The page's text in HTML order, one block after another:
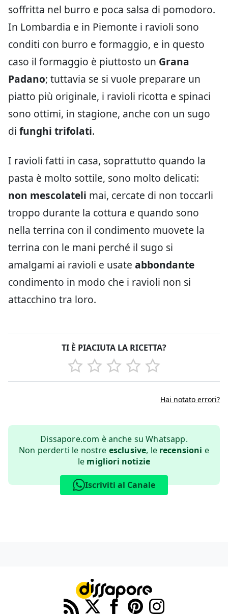
soffritta nel burro e poca salsa di pomodoro.
In Lombardia e in Piemonte i ravioli sono
conditi con burro e formaggio, e in questo
caso il formaggio è piuttosto un Grana
Padano; tuttavia se si vuole preparare un
piatto più originale, i ravioli ricotta e spinaci
sono ottimi, in stagione, anche con un sugo
di funghi trifolati.
I ravioli fatti in casa, soprattutto quando la
pasta è molto sottile, sono molto delicati:
non mescolateli mai, cercate di non toccarli
troppo durante la cottura e quando sono
nella terrina con il condimento muovete la
terrina con le mani perché il sugo si
amalgami ai ravioli e usate abbondante
condimento in modo che i ravioli non si
attacchino tra loro.
TI È PIACIUTA LA RICETTA?
Hai notato errori?
Dissapore.com è anche su Whatsapp.
Non perderti le nostre esclusive, le recensioni e
le migliori notizie
Iscriviti al Canale